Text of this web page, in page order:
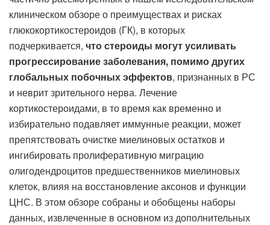
клиническом обзоре о преимуществах и рисках
глюкокортикостероидов (ГК), в которых
подчеркивается, что стероиды могут усиливать
прогрессирование заболевания, помимо других
глобальных побочных эффектов, признанных в РС
и неврит зрительного нерва. Лечение
кортикостероидами, в то время как временно и
избирательно подавляет иммунные реакции, может
препятствовать очистке миелиновых остатков и
ингибировать пролиферативную миграцию
олигодендроцитов предшественников миелиновых
клеток, влияя на восстановление аксонов и функции
ЦНС. В этом обзоре собраны и обобщены наборы
данных, извлеченные в основном из дополнительных